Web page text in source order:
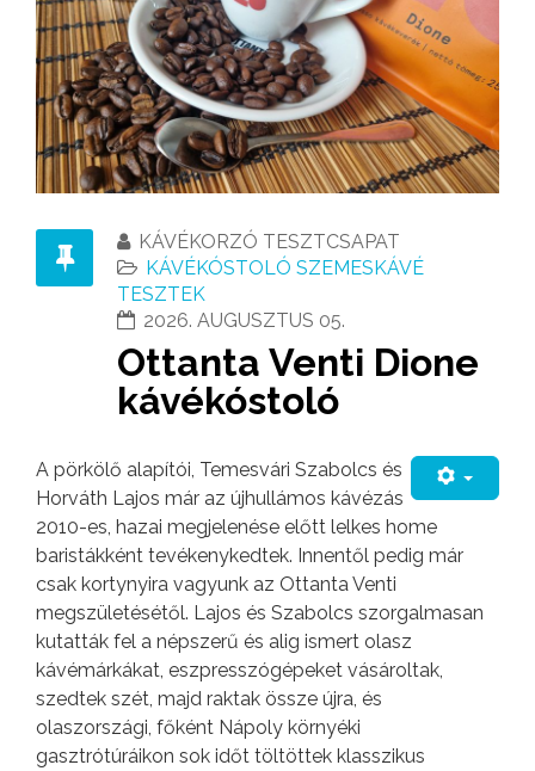
KÁVÉKORZÓ TESZTCSAPAT
KÁVÉKÓSTOLÓ SZEMESKÁVÉ
TESZTEK
2026. AUGUSZTUS 05.
Ottanta Venti Dione
kávékóstoló
A pörkölő alapítói, Temesvári Szabolcs és
Horváth Lajos már az újhullámos kávézás
2010-es, hazai megjelenése előtt lelkes home
baristákként tevékenykedtek. Innentől pedig már
csak kortynyira vagyunk az Ottanta Venti
megszületésétől. Lajos és Szabolcs szorgalmasan
kutatták fel a népszerű és alig ismert olasz
kávémárkákat, eszpresszógépeket vásároltak,
szedtek szét, majd raktak össze újra, és
olaszországi, főként Nápoly környéki
gasztrótúráikon sok időt töltöttek klasszikus